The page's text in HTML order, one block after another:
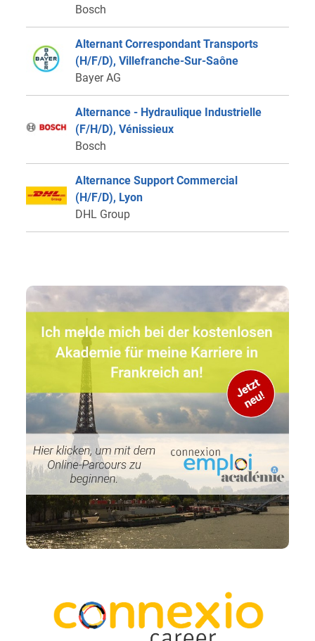
Bosch
Alternant Correspondant Transports
(H/F/D), Villefranche-Sur-Saône
Bayer AG
Alternance - Hydraulique Industrielle
(F/H/D), Vénissieux
Bosch
Alternance Support Commercial
(H/F/D), Lyon
DHL Group